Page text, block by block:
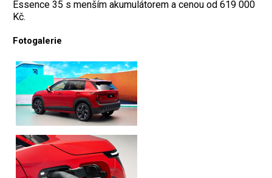
Essence 35 s menším akumulátorem a cenou od 619 000
Kč.
Fotogalerie